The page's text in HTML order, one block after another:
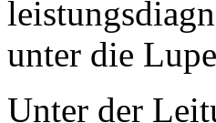
unter die
Unter der